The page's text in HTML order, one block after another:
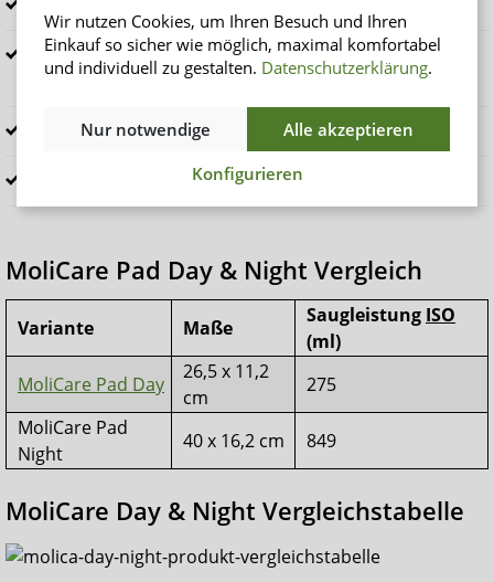
Einlage mit der klebenden Seite nach unten in die
Unterwäsche legen
durch Abziehen aus der Unterwäsche entfernen
nach dem Gebrauch im Restmüll entsorgen
MoliCare Pad Day & Night Vergleich
Variante Maße
Saugleistung ISO
(ml)
MoliCare Pad Day
26,5 x 11,2
cm
275
MoliCare Pad
Night
40 x 16,2 cm 849
MoliCare Day & Night Vergleichstabelle
Wir nutzen Cookies, um Ihren Besuch und Ihren
Einkauf so sicher wie möglich, maximal komfortabel
und individuell zu gestalten. Datenschutzerklärung.
Nur notwendige
Alle akzeptieren
Konfigurieren